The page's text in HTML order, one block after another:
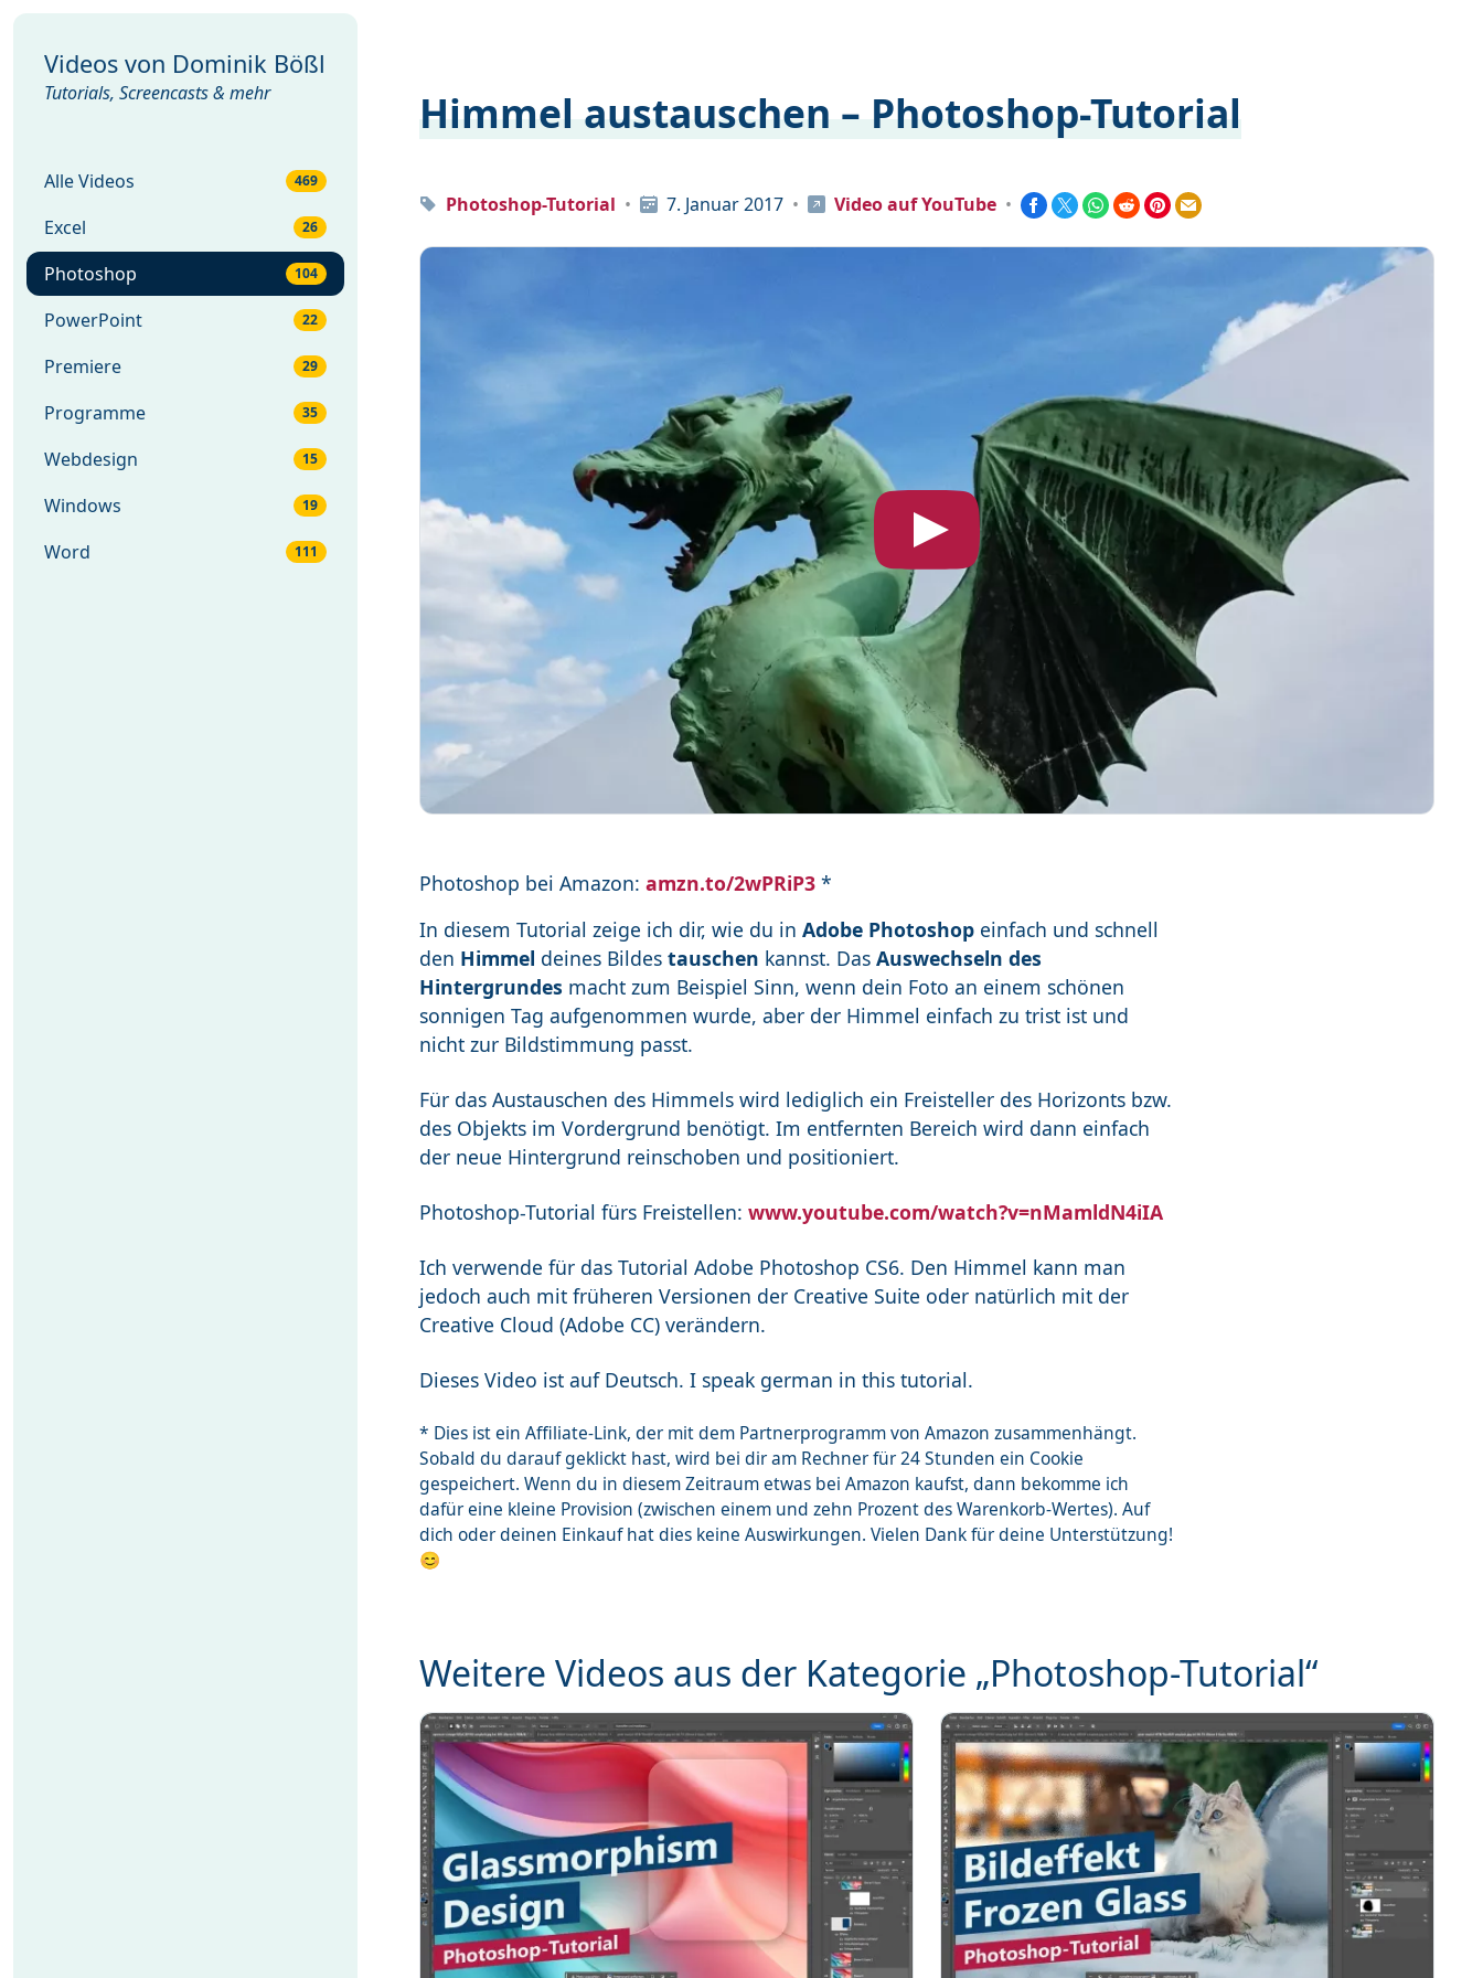
Himmel austauschen – Photoshop-Tutorial
Photoshop-Tutorial 7. Januar 2017 Video auf YouTube
Photoshop bei Amazon: amzn.to/2wPRiP3 *
In diesem Tutorial zeige ich dir, wie du in Adobe Photoshop einfach und schnell
den Himmel deines Bildes tauschen kannst. Das Auswechseln des
Hintergrundes macht zum Beispiel Sinn, wenn dein Foto an einem schönen
sonnigen Tag aufgenommen wurde, aber der Himmel einfach zu trist ist und
nicht zur Bildstimmung passt.
Für das Austauschen des Himmels wird lediglich ein Freisteller des Horizonts bzw.
des Objekts im Vordergrund benötigt. Im entfernten Bereich wird dann einfach
der neue Hintergrund reinschoben und positioniert.
Photoshop-Tutorial fürs Freistellen: www.youtube.com/watch?v=nMamldN4iIA
Ich verwende für das Tutorial Adobe Photoshop CS6. Den Himmel kann man
jedoch auch mit früheren Versionen der Creative Suite oder natürlich mit der
Creative Cloud (Adobe CC) verändern.
Dieses Video ist auf Deutsch. I speak german in this tutorial.
* Dies ist ein Affiliate-Link, der mit dem Partnerprogramm von Amazon zusammenhängt.
Sobald du darauf geklickt hast, wird bei dir am Rechner für 24 Stunden ein Cookie
gespeichert. Wenn du in diesem Zeitraum etwas bei Amazon kaufst, dann bekomme ich
dafür eine kleine Provision (zwischen einem und zehn Prozent des Warenkorb-Wertes). Auf
dich oder deinen Einkauf hat dies keine Auswirkungen. Vielen Dank für deine Unterstützung!
😊
Weitere Videos aus der Kategorie „Photoshop-Tutorial“
Videos von Dominik Bößl
Tutorials, Screencasts & mehr
Alle Videos 469
Excel 26
Photoshop 104
PowerPoint 22
Premiere 29
Programme 35
Webdesign 15
Windows 19
Word 111